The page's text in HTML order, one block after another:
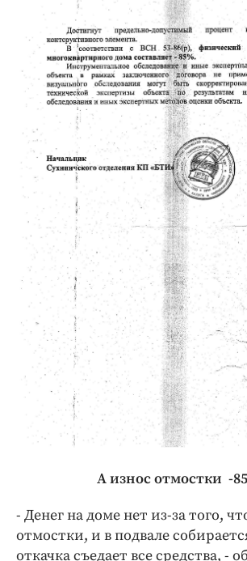
А износ отмостки -
- Денег на доме нет из-за того,
отмостки, и в подвале
откачка съедает все средства, -